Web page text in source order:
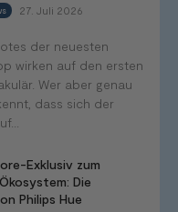
27. Juli 2026
der neuesten
wirken auf den ersten
Wer aber genau
dass sich der
Exklusiv zum
Die
Philips Hue